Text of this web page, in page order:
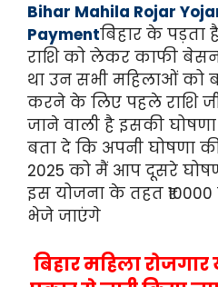
Bihar Mahila Rojar
Paymentबिहार के पड़ता
राशि को लेकर काफी
था उन सभी महिलाओं को
करने के लिए पहले राशि
जाने वाली है इसकी
बता दे कि अपनी घोषणा
2025 को मैं आप दूसरे
इस योजना के तहत
भेजे जाएंगे
बिहार महिला